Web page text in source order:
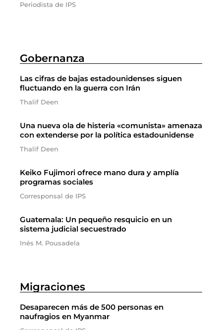
Periodista de IPS
Gobernanza
Las cifras de bajas estadounidenses siguen
fluctuando en la guerra con Irán
Thalif Deen
Una nueva ola de histeria «comunista» amenaza
con extenderse por la política estadounidense
Thalif Deen
Keiko Fujimori ofrece mano dura y amplía
programas sociales
Corresponsal de IPS
Guatemala: Un pequeño resquicio en un
sistema judicial secuestrado
Inés M. Pousadela
Migraciones
Desaparecen más de 500 personas en
naufragios en Myanmar